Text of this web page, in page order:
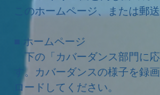
このホームページ、または郵
■ ホームページ
下の「カバーダンス部門に
す。カバーダンスの様子を録
ロードしてください。